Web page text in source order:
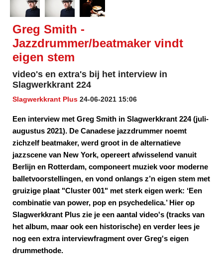
Greg Smith -
Jazzdrummer/beatmaker vindt
eigen stem
video's en extra's bij het interview in
Slagwerkkrant 224
Slagwerkkrant Plus 24-06-2021 15:06
Een interview met Greg Smith in Slagwerkkrant 224 (juli-
augustus 2021). De Canadese jazzdrummer noemt
zichzelf beatmaker, werd groot in de alternatieve
jazzscene van New York, opereert afwisselend vanuit
Berlijn en Rotterdam, componeert muziek voor moderne
balletvoorstellingen, en vond onlangs z’n eigen stem met
gruizige plaat "Cluster 001" met sterk eigen werk: ‘Een
combinatie van power, pop en psychedelica.’ Hier op
Slagwerkkrant Plus zie je een aantal video's (tracks van
het album, maar ook een historische) en verder lees je
nog een extra interviewfragment over Greg's eigen
drummethode.